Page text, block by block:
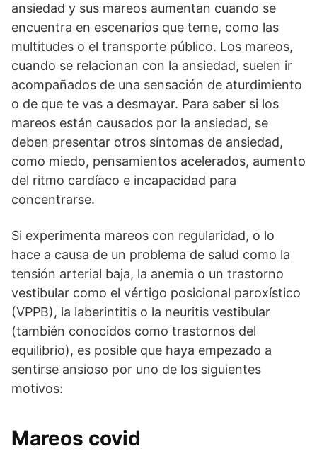
ansiedad y sus mareos aumentan cuando se
encuentra en escenarios que teme, como las
multitudes o el transporte público. Los mareos,
cuando se relacionan con la ansiedad, suelen ir
acompañados de una sensación de aturdimiento
o de que te vas a desmayar. Para saber si los
mareos están causados por la ansiedad, se
deben presentar otros síntomas de ansiedad,
como miedo, pensamientos acelerados, aumento
del ritmo cardíaco e incapacidad para
concentrarse.
Si experimenta mareos con regularidad, o lo
hace a causa de un problema de salud como la
tensión arterial baja, la anemia o un trastorno
vestibular como el vértigo posicional paroxístico
(VPPB), la laberintitis o la neuritis vestibular
(también conocidos como trastornos del
equilibrio), es posible que haya empezado a
sentirse ansioso por uno de los siguientes
motivos:
Mareos covid